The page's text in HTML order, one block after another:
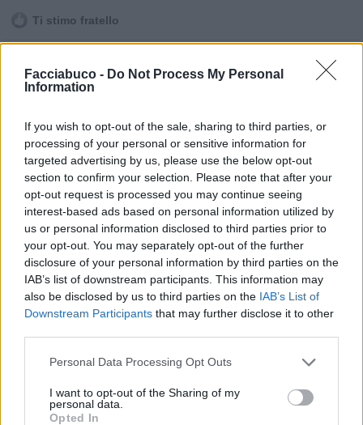
Facciabuco - Do Not Process My Personal
Information
If you wish to opt-out of the sale, sharing to third parties, or
processing of your personal or sensitive information for
targeted advertising by us, please use the below opt-out
section to confirm your selection. Please note that after your
opt-out request is processed you may continue seeing
interest-based ads based on personal information utilized by
us or personal information disclosed to third parties prior to
your opt-out. You may separately opt-out of the further
disclosure of your personal information by third parties on the
IAB’s list of downstream participants. This information may
also be disclosed by us to third parties on the IAB’s List of
Downstream Participants that may further disclose it to other
Personal Data Processing Opt Outs
I want to opt-out of the Sharing of my
personal data.
Opted In
Ti stimo fratello
pubblicità